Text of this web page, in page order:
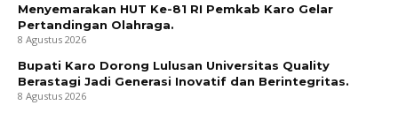
Menyemarakan HUT Ke-81 RI Pemkab Karo Gelar
Pertandingan Olahraga.
8 Agustus 2026
Bupati Karo Dorong Lulusan Universitas Quality
Berastagi Jadi Generasi Inovatif dan Berintegritas.
8 Agustus 2026